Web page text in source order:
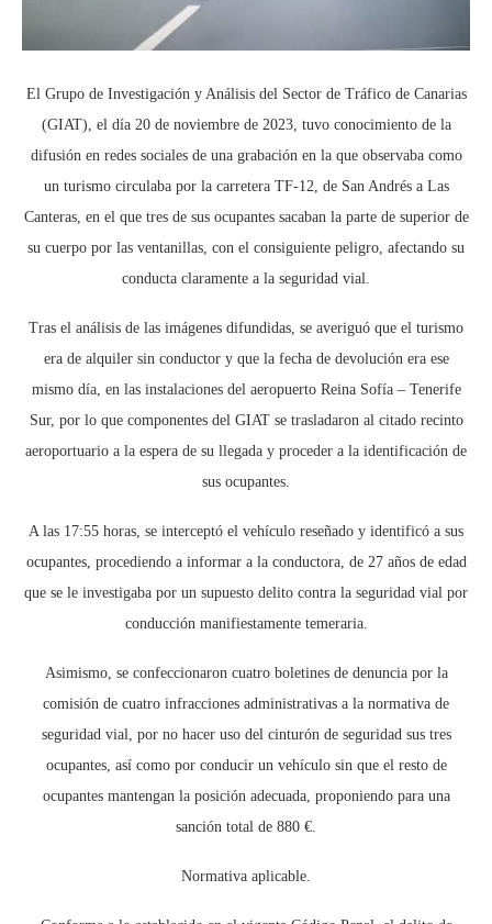
El Grupo de Investigación y Análisis del Sector de Tráfico de Canarias
(GIAT), el día 20 de noviembre de 2023, tuvo conocimiento de la
difusión en redes sociales de una grabación en la que observaba como
un turismo circulaba por la carretera TF-12, de San Andrés a Las
Canteras, en el que tres de sus ocupantes sacaban la parte de superior de
su cuerpo por las ventanillas, con el consiguiente peligro, afectando su
conducta claramente a la seguridad vial.
Tras el análisis de las imágenes difundidas, se averiguó que el turismo
era de alquiler sin conductor y que la fecha de devolución era ese
mismo día, en las instalaciones del aeropuerto Reina Sofía – Tenerife
Sur, por lo que componentes del GIAT se trasladaron al citado recinto
aeroportuario a la espera de su llegada y proceder a la identificación de
sus ocupantes.
A las 17:55 horas, se interceptó el vehículo reseñado y identificó a sus
ocupantes, procediendo a informar a la conductora, de 27 años de edad
que se le investigaba por un supuesto delito contra la seguridad vial por
conducción manifiestamente temeraria.
Asimismo, se confeccionaron cuatro boletines de denuncia por la
comisión de cuatro infracciones administrativas a la normativa de
seguridad vial, por no hacer uso del cinturón de seguridad sus tres
ocupantes, así como por conducir un vehículo sin que el resto de
ocupantes mantengan la posición adecuada, proponiendo para una
sanción total de 880 €.
Normativa aplicable.